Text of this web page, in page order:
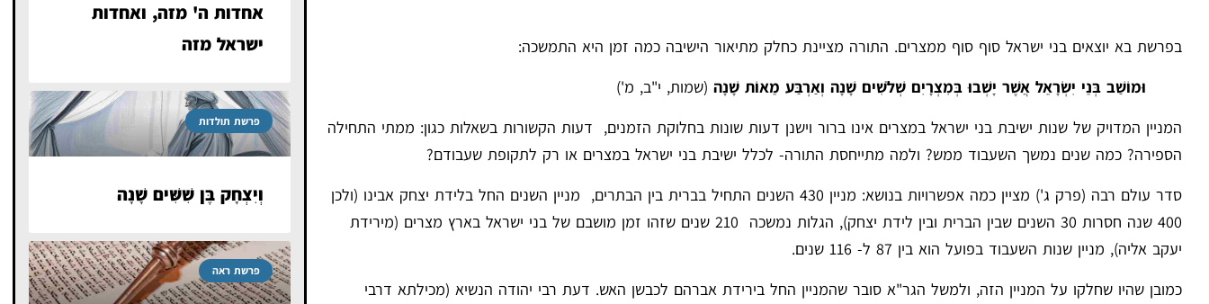
בפרשת בא יוצאים בני ישראל סוף סוף ממצרים. התורה מציינת כחלק מתיאור הישיבה כמה זמן היא התמשכה:
וּמוֹשַׁב בְּנֵי יִשְׂרָאֵל אֲשֶׁר יָשְׁבוּ בְּמִצְרָיִם שְׁלֹשִׁים שָׁנָה וְאַרְבַּע מֵאוֹת שָׁנָה (שמות, י"ב, מ')
המניין המדויק של שנות ישיבת בני ישראל במצרים אינו ברור וישנן דעות שונות בחלוקת הזמנים, דעות הקשורות בשאלות כגון: ממתי התחילה
הספירה? כמה שנים נמשך השעבוד ממש? ולמה מתייחסת התורה- לכלל ישיבת בני ישראל במצרים או רק לתקופת שעבודם?
סדר עולם רבה (פרק ג') מציין כמה אפשרויות בנושא: מניין 430 השנים התחיל בברית בין הבתרים, מניין השנים החל בלידת יצחק אבינו (ולכן
400 שנה חסרות 30 השנים שבין הברית ובין לידת יצחק), הגלות נמשכה 210 שנים שזהו זמן מושבם של בני ישראל בארץ מצרים (מירידת
יעקב אליה), מניין שנות השעבוד בפועל הוא בין 87 ל- 116 שנים.
כמובן שהיו שחלקו על המניין הזה, ולמשל הגר"א סובר שהמניין החל בירידת אברהם לכבשן האש. דעת רבי יהודה הנשיא (מכילתא דרבי
אחדות ה' מזה, ואחדות
ישראל מזה
פרשת תולדות
וְיִצְחָק בֶּן שִׁשִּׁים שָׁנָה
פרשת ראה